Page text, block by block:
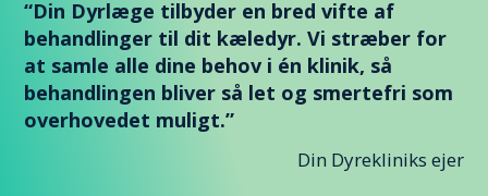
“Din Dyrlæge tilbyder en bred vifte af
behandlinger til dit kæledyr. Vi stræber for
at samle alle dine behov i én klinik, så
behandlingen bliver så let og smertefri som
overhovedet muligt.”
Din Dyrekliniks ejer